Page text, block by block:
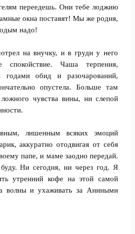
переедешь. Они тебе лоджию
окна поставят! Мы же родня,
надо!
на внучку, и в груди у него
спокойствие. Чаша терпения,
годами обид и разочарований,
опустела. Больше там
чувства вины, ни слепой
лишенным всяких эмоций
аккуратно отодвигая от себя
папе, и маме заодно передай.
Ни сегодня, ни через год. Я
утренний кофе на этой самой
волны и ухаживать за Аниными